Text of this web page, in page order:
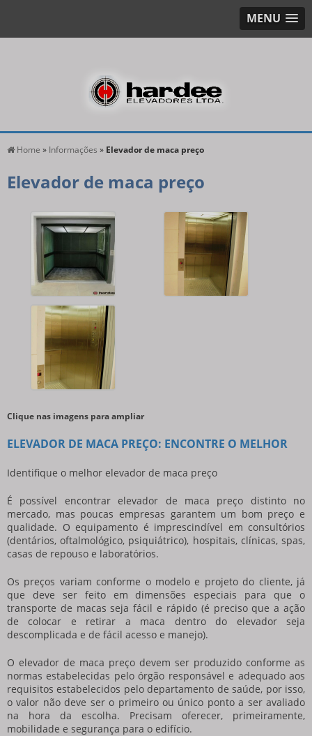
MENU
Home » Informações » Elevador de maca preço
Elevador de maca preço
Clique nas imagens para ampliar
ELEVADOR DE MACA PREÇO: ENCONTRE O MELHOR
Identifique o melhor elevador de maca preço
É possível encontrar elevador de maca preço distinto no
mercado, mas poucas empresas garantem um bom preço e
qualidade. O equipamento é imprescindível em consultórios
(dentários, oftalmológico, psiquiátrico), hospitais, clínicas, spas,
casas de repouso e laboratórios.
Os preços variam conforme o modelo e projeto do cliente, já
que deve ser feito em dimensões especiais para que o
transporte de macas seja fácil e rápido (é preciso que a ação
de colocar e retirar a maca dentro do elevador seja
descomplicada e de fácil acesso e manejo).
O elevador de maca preço devem ser produzido conforme as
normas estabelecidas pelo órgão responsável e adequado aos
requisitos estabelecidos pelo departamento de saúde, por isso,
o valor não deve ser o primeiro ou único ponto a ser avaliado
na hora da escolha. Precisam oferecer, primeiramente,
mobilidade e segurança para o edifício.